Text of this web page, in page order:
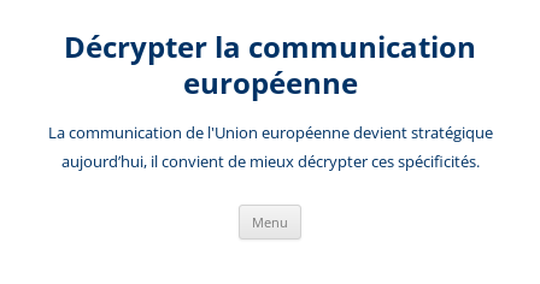
contenuDécrypter la communication
européenne
La communication de l'Union européenne devient stratégique
aujourd’hui, il convient de mieux décrypter ces spécificités.
Menu